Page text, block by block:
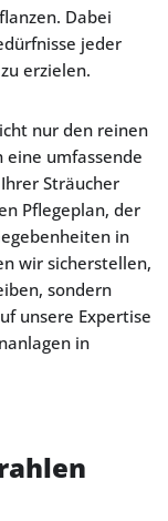
Dabei
jeder
erzielen.
nur den reinen
umfassende
Sträucher
Pflegeplan, der
in
wir sicherstellen,
sondern
unsere Expertise
in